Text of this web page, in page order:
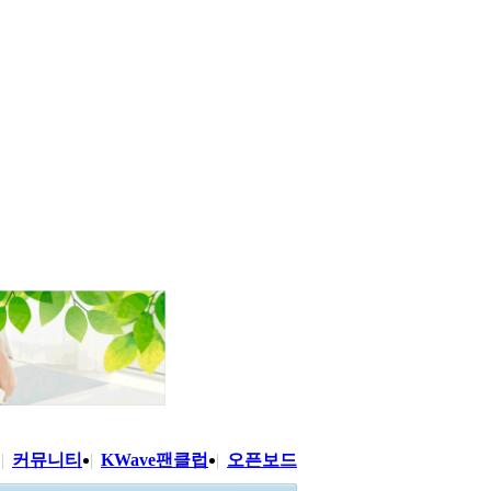
| 커뮤니티 | KWave팬클럽 | 오픈보드